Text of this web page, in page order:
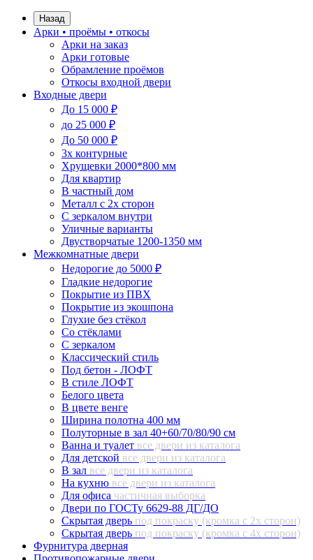
Назад
Арки • проёмы • откосы
Арки на заказ
Арки готовые
Обрамление проёмов
Откосы входной двери
Входные двери
До 15 000 ₽
до 25 000 ₽
До 50 000 ₽
3х контурные
Хрущевки 2000*800 мм
Для квартир
В частный дом
Металл с 2х сторон
С зеркалом внутри
Уличные варианты
Двустворчатые 1200-1350 мм
Межкомнатные двери
Недорогие до 5000 ₽
Гладкие недорогие
Покрытие из ПВХ
Покрытие из экошпона
Глухие без стёкол
Со стёклами
С зеркалом
Классический стиль
Под бетон - ЛОФТ
В стиле ЛОФТ
Белого цвета
В цвете венге
Ширина полотна 400 мм
Полуторные в зал 40+60/70/80/90 см
Ванна и туалет все двери из каталога
Для детской все двери из каталога
В зал все двери из каталога
На кухню все двери из каталога
Для офиса частичная выборка
Двери по ГОСТу 6629-88 ДГ/ДО
Скрытая дверь под покраску (кромка с 2х сторон)
Скрытая дверь под покраску (кромка с 4х сторон)
Фурнитура дверная